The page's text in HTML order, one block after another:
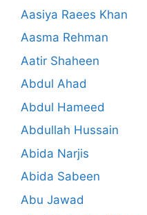
Aasiya Raees Khan
Aasma Rehman
Aatir Shaheen
Abdul Ahad
Abdul Hameed
Abdullah Hussain
Abida Narjis
Abida Sabeen
Abu Jawad